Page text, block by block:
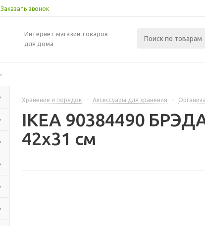
Заказать звонок
Интернет магазин товаров
для дома
Хранение и порядок - Аксессуары для хранения -
IKEA 90384490
42x31 см